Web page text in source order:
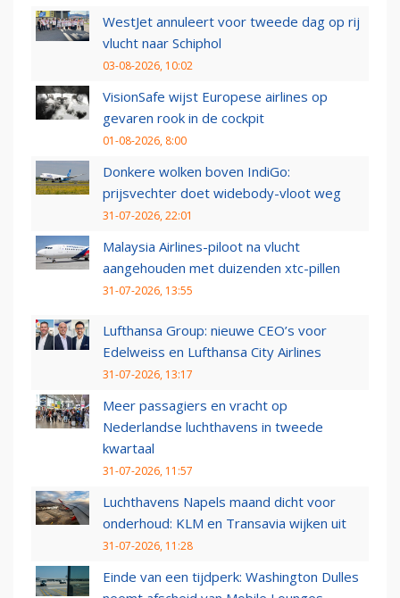
WestJet annuleert voor tweede dag op rij
vlucht naar Schiphol
03-08-2026, 10:02
VisionSafe wijst Europese airlines op
gevaren rook in de cockpit
01-08-2026, 8:00
Donkere wolken boven IndiGo:
prijsvechter doet widebody-vloot weg
31-07-2026, 22:01
Malaysia Airlines-piloot na vlucht
aangehouden met duizenden xtc-pillen
31-07-2026, 13:55
Lufthansa Group: nieuwe CEO’s voor
Edelweiss en Lufthansa City Airlines
31-07-2026, 13:17
Meer passagiers en vracht op
Nederlandse luchthavens in tweede
kwartaal
31-07-2026, 11:57
Luchthavens Napels maand dicht voor
onderhoud: KLM en Transavia wijken uit
31-07-2026, 11:28
Einde van een tijdperk: Washington Dulles